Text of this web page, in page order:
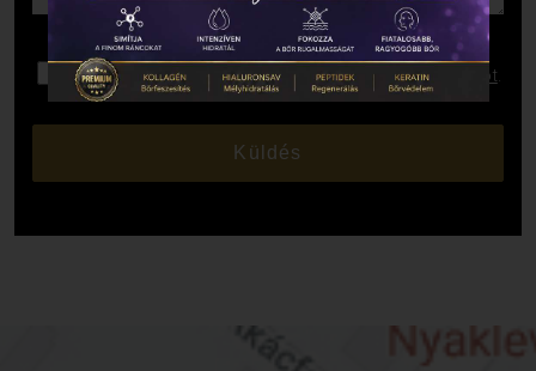
Elolvastam és elfogadom az Adatkezelési Tájékoztatót